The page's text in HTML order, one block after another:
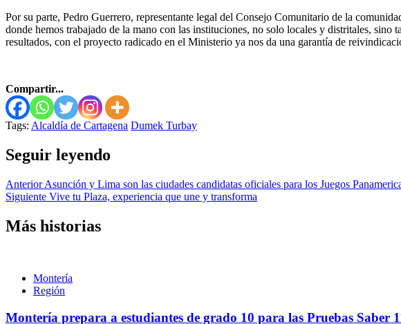
Por su parte, Pedro Guerrero, representante legal del Consejo Comunitario de la
donde hemos trabajado de la mano con las instituciones, no solo locales y distritales,
resultados, con el proyecto radicado en el Ministerio ya nos da una garantía de
Compartir...
Tags: Alcaldía de Cartagena Dumek Turbay
Seguir leyendo
AnteriorAsunción y Lima son las ciudades candidatas oficiales para los Juegos
Siguiente Vive tu Plaza, experiencia que une y transforma
Más historias
Montería
Región
Montería prepara a estudiantes de grado 10 para las Pruebas Saber